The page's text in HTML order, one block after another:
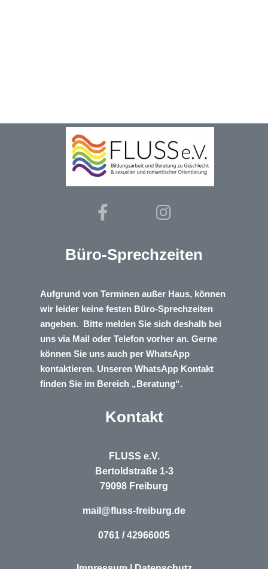
Büro-Sprechzeiten
Aufgrund von Terminen außer Haus, können
wir leider keine festen Büro-Sprechzeiten
angeben. Bitte melden Sie sich deshalb bei
uns via Mail oder Telefon vorher an. Gerne
können Sie uns auch per WhatsApp
kontaktieren. Unseren WhatsApp Kontakt
finden Sie im Bereich „Beratung“.
Kontakt
FLUSS e.V.
Bertoldstraße 1-3
79098 Freiburg
mail@fluss-freiburg.de
0761 / 42966005